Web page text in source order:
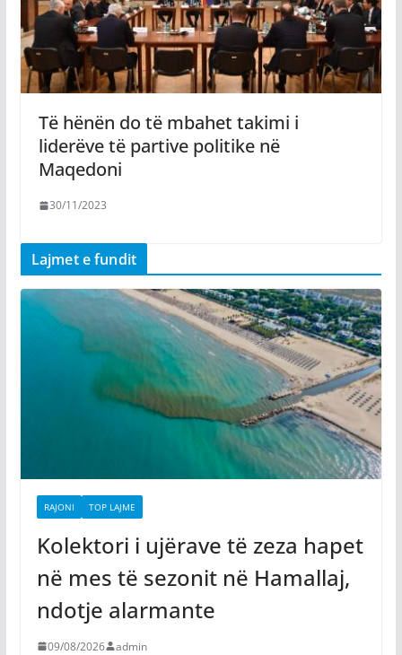
Të hënën do të mbahet takimi i
liderëve të partive politike në
Maqedoni
30/11/2023
Lajmet e fundit
RAJONI TOP LAJME
Kolektori i ujërave të zeza hapet
në mes të sezonit në Hamallaj,
ndotje alarmante
09/08/2026 admin